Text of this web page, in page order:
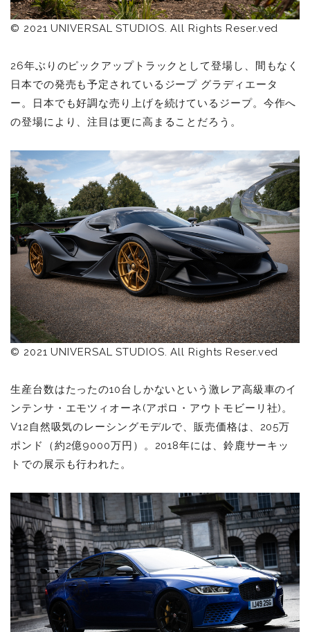
© 2021 UNIVERSAL STUDIOS. All Rights Reser.ved
26年ぶりのピックアップトラックとして登場し、間もなく
日本での発売も予定されているジープ グラディエータ
ー。日本でも好調な売り上げを続けているジープ。今作へ
の登場により、注目は更に高まることだろう。
© 2021 UNIVERSAL STUDIOS. All Rights Reser.ved
生産台数はたったの10台しかないという激レア高級車のイ
ンテンサ・エモツィオーネ(アポロ・アウトモビーリ社)。
V12自然吸気のレーシングモデルで、販売価格は、205万
ポンド（約2億9000万円）。 2018年には、鈴鹿サーキッ
トでの展示も行われた。